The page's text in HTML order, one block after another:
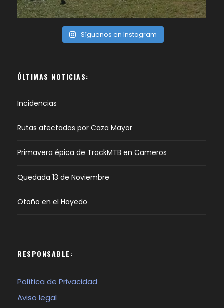
Síguenos en Instagram
ÚLTIMAS NOTICIAS:
Incidencias
Rutas afectadas por Caza Mayor
Primavera épica de TrackMTB en Cameros
Quedada 13 de Noviembre
Otoño en el Hayedo
RESPONSABLE:
Política de Privacidad
Aviso legal